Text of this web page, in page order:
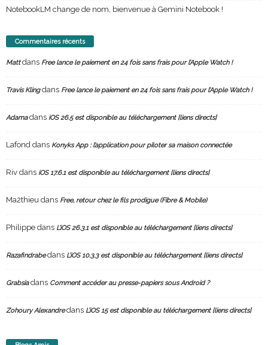
NotebookLM change de nom, bienvenue à Gemini Notebook !
Commentaires récents
Mattdans Free lance le paiement en 24 fois sans frais pour l’Apple Watch !
Travis Klingdans Free lance le paiement en 24 fois sans frais pour l’Apple Watch !
Adamadans iOS 26.5 est disponible au téléchargement [liens directs]
Lafond dans Konyks App : l’application pour piloter sa maison connectée
Riv dans iOS 17.6.1 est disponible au téléchargement [liens directs]
Ma2thieu dans Free, retour chez le fils prodigue (Fibre & Mobile)
Philippe dans L’iOS 26.3.1 est disponible au téléchargement [liens directs]
Razafindrabedans L’iOS 10.3.3 est disponible au téléchargement [liens directs]
Grabsiadans Comment accéder au presse-papiers sous Android ?
Zohoury Alexandredans L’iOS 15 est disponible au téléchargement [liens directs]